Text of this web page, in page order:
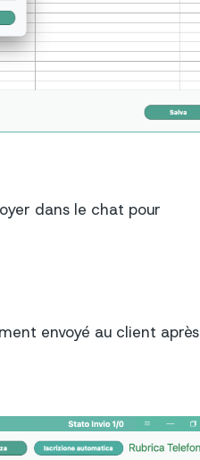
dans le chat pour
envoyé au client après